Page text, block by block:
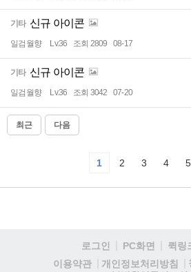
기타 신규 아이콘
일검월향 Lv.36 조회 2809 08-17
기타 신규 아이콘
일검월향 Lv.36 조회 3042 07-20
최근 다음
1 2 3 4 5
로그인 PC화면 퀵링
이용약관
개인정보처리방침